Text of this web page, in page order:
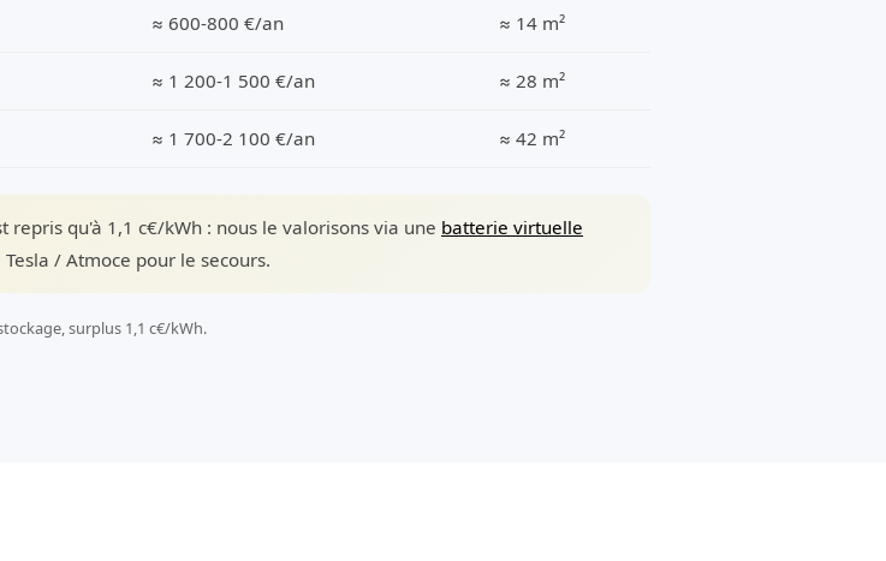
≈ 600-800 €/an ≈ 14 m²
≈ 1 200-1 500 €/an ≈ 28 m²
≈ 1 700-2 100 €/an ≈ 42 m²
repris qu'à 1,1 c€/kWh : nous le valorisons via une batterie virtuelle
/ Atmoce pour le secours.
surplus 1,1 c€/kWh.